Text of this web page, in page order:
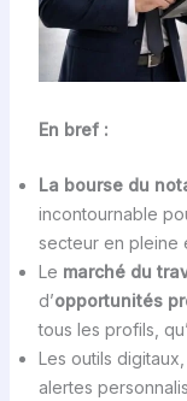
En bref :
La bourse du
incontournable
secteur en pleine
Le marché du
d’opportunités
tous les profils,
Les outils
alertes